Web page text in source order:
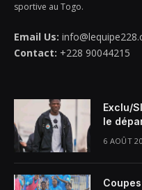
sportive au Togo.
Email Us:
Contact: +228 90044215
Exclu/
le
6 AOÛT